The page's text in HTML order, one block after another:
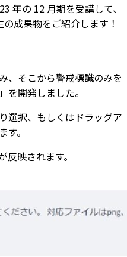
年の 12 月期を受講して、
成果物をご紹介します！
、そこから警戒標識のみを
を開発しました。
選択、もしくはドラッグア
。
映されます。